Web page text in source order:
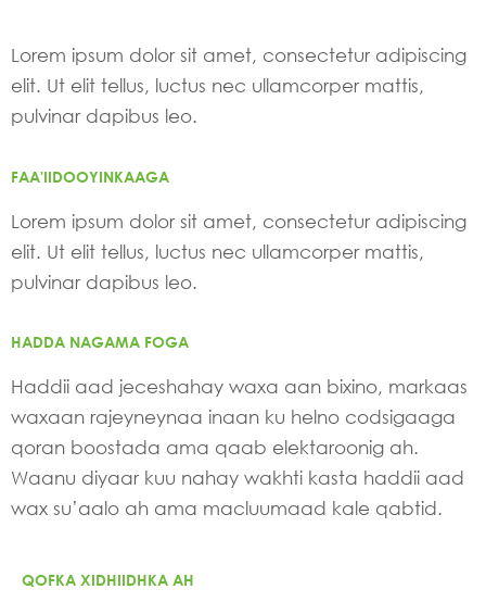
Lorem ipsum dolor sit amet, consectetur adipiscing
elit. Ut elit tellus, luctus nec ullamcorper mattis,
pulvinar dapibus leo.
FAA'IIDOOYINKAAGA
Lorem ipsum dolor sit amet, consectetur adipiscing
elit. Ut elit tellus, luctus nec ullamcorper mattis,
pulvinar dapibus leo.
HADDA NAGAMA FOGA
Haddii aad jeceshahay waxa aan bixino, markaas
waxaan rajeyneynaa inaan ku helno codsigaaga
qoran boostada ama qaab elektaroonig ah.
Waanu diyaar kuu nahay wakhti kasta haddii aad
wax su’aalo ah ama macluumaad kale qabtid.
QOFKA XIDHIIDHKA AH